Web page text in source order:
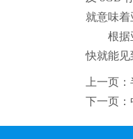
就意味
根据亚
快就能见
上一页：
下一页：